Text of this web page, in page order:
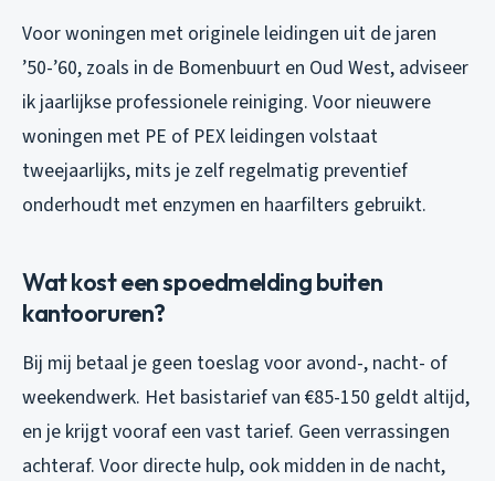
Voor woningen met originele leidingen uit de jaren
’50-’60, zoals in de Bomenbuurt en Oud West, adviseer
ik jaarlijkse professionele reiniging. Voor nieuwere
woningen met PE of PEX leidingen volstaat
tweejaarlijks, mits je zelf regelmatig preventief
onderhoudt met enzymen en haarfilters gebruikt.
Wat kost een spoedmelding buiten
kantooruren?
Bij mij betaal je geen toeslag voor avond-, nacht- of
weekendwerk. Het basistarief van €85-150 geldt altijd,
en je krijgt vooraf een vast tarief. Geen verrassingen
achteraf. Voor directe hulp, ook midden in de nacht,